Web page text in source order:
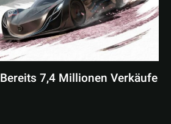
7,4 Millionen Verkäufe